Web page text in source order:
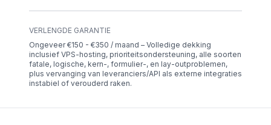
VERLENGDE GARANTIE
Ongeveer €150 - €350 / maand – Volledige dekking
inclusief VPS-hosting, prioriteitsondersteuning, alle soorten
fatale, logische, kern-, formulier-, en lay-outproblemen,
plus vervanging van leveranciers/API als externe integraties
instabiel of verouderd raken.